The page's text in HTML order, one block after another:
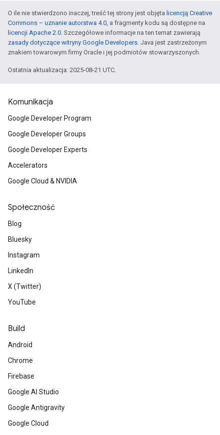
O ile nie stwierdzono inaczej, treść tej strony jest objęta licencją Creative
Commons – uznanie autorstwa 4.0 , a fragmenty kodu są dostępne na
licencji Apache 2.0 . Szczegółowe informacje na ten temat zawierają
zasady dotyczące witryny Google Developers . Java jest zastrzeżonym
znakiem towarowym firmy Oracle i jej podmiotów stowarzyszonych.
Ostatnia aktualizacja: 2025-08-21 UTC.
Komunikacja
Google Developer Program
Google Developer Groups
Google Developer Experts
Accelerators
Google Cloud & NVIDIA
Społeczność
Blog
Bluesky
Instagram
LinkedIn
X (Twitter)
YouTube
Build
Android
Chrome
Firebase
Google AI Studio
Google Antigravity
Google Cloud